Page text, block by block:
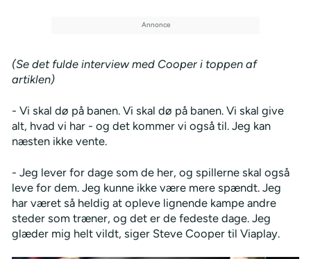
(Se det fulde interview med Cooper i toppen af
artiklen)
- Vi skal dø på banen. Vi skal dø på banen. Vi skal give
alt, hvad vi har - og det kommer vi også til. Jeg kan
næsten ikke vente.
- Jeg lever for dage som de her, og spillerne skal også
leve for dem. Jeg kunne ikke være mere spændt. Jeg
har været så heldig at opleve lignende kampe andre
steder som træner, og det er de fedeste dage. Jeg
glæder mig helt vildt, siger Steve Cooper til Viaplay.